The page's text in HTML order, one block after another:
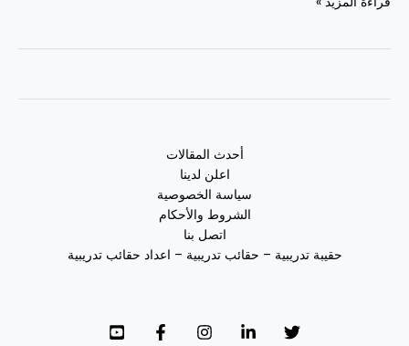
أحدث المقالات
اعلن لدينا
سياسة الخصوصية
الشروط والأحكام
اتصل بنا
حقيبة تدريبية – حقائب تدريبية – اعداد حقائب تدريبية